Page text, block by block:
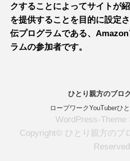
クすることによってサイトが
を提供することを目的に設定
伝プログラムである、
ラムの参加者です。
ひとり親方のブロ
ロープワークYouTuberひ
WordPress-Theme
Copyright© ひとり親方のブ